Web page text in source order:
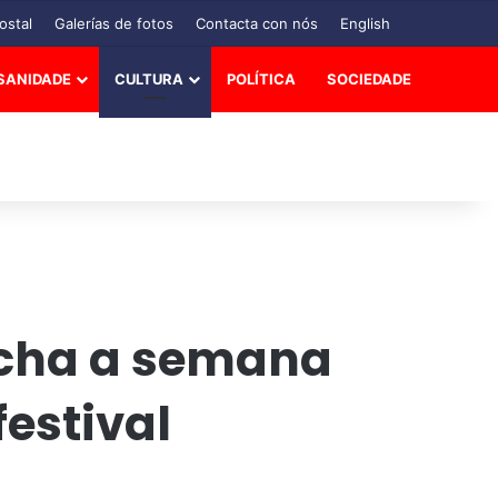
Galerías de fotos Contacta con nós English
CULTURA POLÍTICA SOCIEDADE
a semana